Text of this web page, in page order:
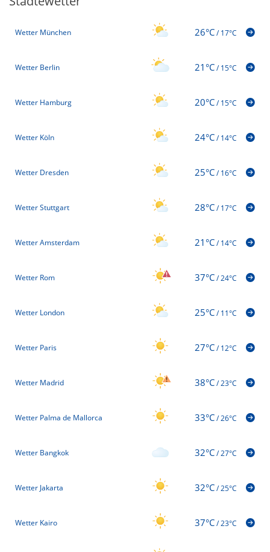
Wetter München 26°C/17°C
Wetter Berlin 21°C/15°C
Wetter Hamburg 20°C/15°C
Wetter Köln 24°C/14°C
Wetter Dresden 25°C/16°C
Wetter Stuttgart 28°C/17°C
Wetter Amsterdam 21°C/14°C
Wetter Rom 37°C/24°C
Wetter London 25°C/11°C
Wetter Paris 27°C/12°C
Wetter Madrid 38°C/23°C
Wetter Palma de Mallorca 33°C/26°C
Wetter Bangkok 32°C/27°C
Wetter Jakarta 32°C/25°C
Wetter Kairo 37°C/23°C